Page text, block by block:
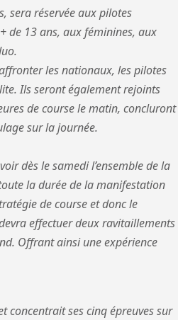
sera réservée aux pilotes
de 13 ans, aux féminines, aux
les nationaux, les pilotes
Ils seront également rejoints
de course le matin, concluront
sur la journée.
dès le samedi l’ensemble de la
la durée de la manifestation
de course et donc le
effectuer deux ravitaillements
Offrant ainsi une expérience
concentrait ses cinq épreuves sur